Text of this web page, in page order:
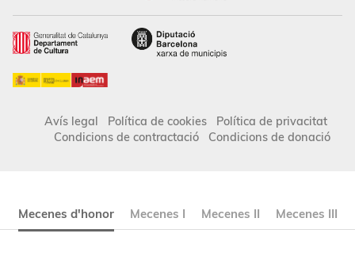
Avís legal Política de cookies
Política de privacitat
Condicions de contractació
Condicions de donació
Mecenes d'honor Mecenes I Mecenes II Mecenes III